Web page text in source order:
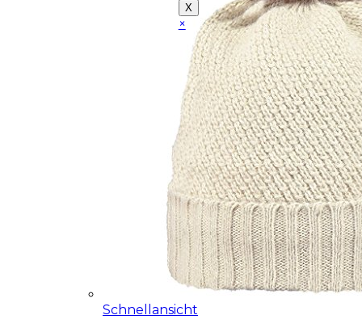
Schnellansicht
X
×
Close
this
module
Demo Website!
Diese Seite ist eine
Demo Affiliate Website!